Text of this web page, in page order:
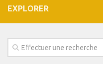
EXPLORER